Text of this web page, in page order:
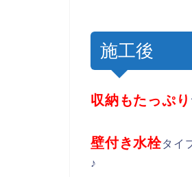
施工後
収納もたっぷり
壁付き水栓タイ
♪